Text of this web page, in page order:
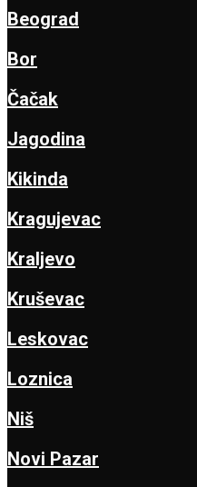
Beograd
Bor
Čačak
Jagodina
Kikinda
Kragujevac
Kraljevo
Kruševac
Leskovac
Loznica
Niš
Novi Pazar